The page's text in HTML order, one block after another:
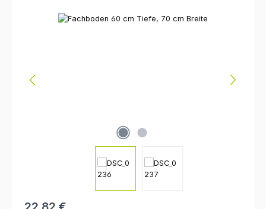
Regulärer Preis: